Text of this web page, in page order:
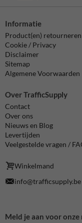
Informatie
Product(en) retourneren
Cookie / Privacy
Disclaimer
Sitemap
Algemene Voorwaarden
Over TrafficSupply
Contact
Over ons
Nieuws en Blog
Levertijden
Veelgestelde vragen /
Winkelmand
info@trafficsupply.be
Meld je aan voor